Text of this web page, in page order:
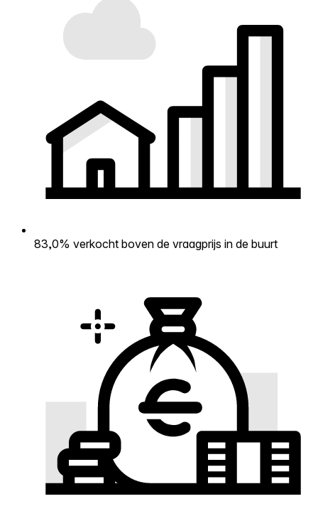
83,0% verkocht boven de vraagprijs in de buurt